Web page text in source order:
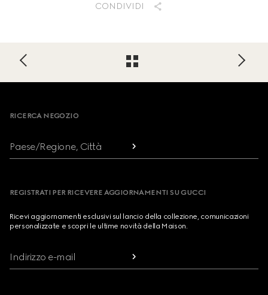
CONDIVIDI
Footer
RICERCA NEGOZIO
Paese/Regione, Città
REGISTRATI PER RICEVERE AGGIORNAMENTI SU GUCCI
Ricevi aggiornamenti esclusivi sul lancio della collezione, comunicazioni
personalizzate e scopri le ultime novità della Maison.
Indirizzo e-mail